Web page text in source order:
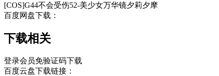
[COS]G44不会受伤52-美少女万华镜夕莉夕摩
百度网盘下载：
下载相关
登录会员免验证码下载
百度云盘下载链接：